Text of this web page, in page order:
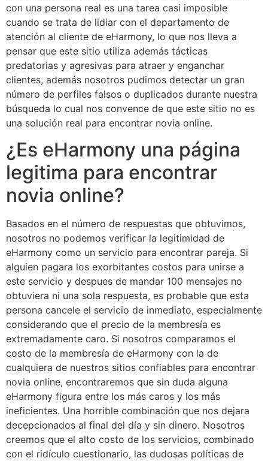
con una persona real es una tarea casi imposible
cuando se trata de lidiar con el departamento de
atención al cliente de eHarmony, lo que nos lleva a
pensar que este sitio utiliza además tácticas
predatorias y agresivas para atraer y enganchar
clientes, además nosotros pudimos detectar un gran
número de perfiles falsos o duplicados durante nuestra
búsqueda lo cual nos convence de que este sitio no es
una solución real para encontrar novia online.
¿Es eHarmony una página
legitima para encontrar
novia online?
Basados en el número de respuestas que obtuvimos,
nosotros no podemos verificar la legitimidad de
eHarmony como un servicio para encontrar pareja. Si
alguien pagara los exorbitantes costos para unirse a
este servicio y despues de mandar 100 mensajes no
obtuviera ni una sola respuesta, es probable que esta
persona cancele el servicio de inmediato, especialmente
considerando que el precio de la membresía es
extremadamente caro. Si nosotros comparamos el
costo de la membresía de eHarmony con la de
cualquiera de nuestros sitios confiables para encontrar
novia online, encontraremos que sin duda alguna
eHarmony figura entre los más caros y los más
ineficientes. Una horrible combinación que nos dejara
decepcionados al final del día y sin dinero. Nosotros
creemos que el alto costo de los servicios, combinado
con el ridículo cuestionario, las dudosas políticas de